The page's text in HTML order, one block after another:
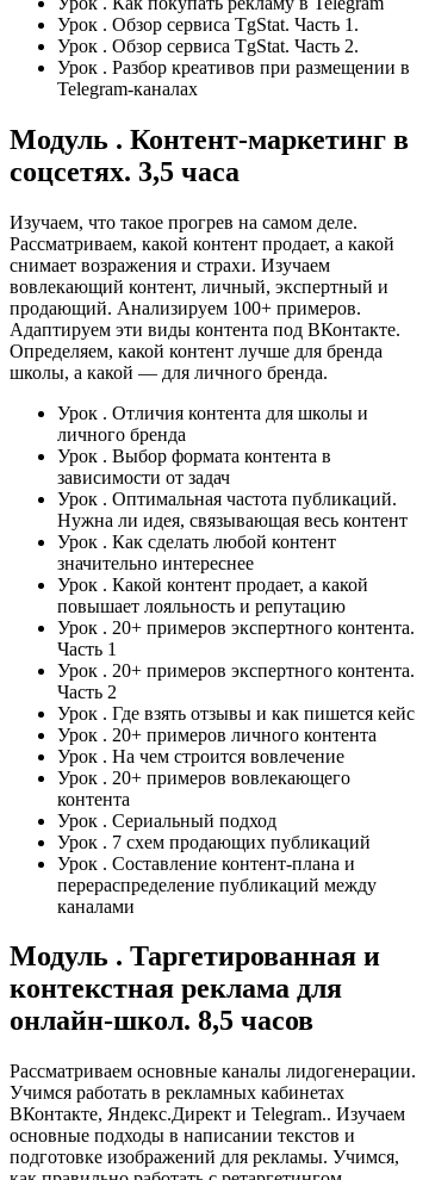
Урок . Обзор сервиса TgStat. Часть 1.
Урок . Обзор сервиса TgStat. Часть 2.
Урок . Разбор креативов при размещении в
Telegram-каналах
Модуль . Контент-маркетинг в
соцсетях. 3,5 часа
Изучаем, что такое прогрев на самом деле.
Рассматриваем, какой контент продает, а какой
снимает возражения и страхи. Изучаем
вовлекающий контент, личный, экспертный и
продающий. Анализируем 100+ примеров.
Адаптируем эти виды контента под ВКонтакте.
Определяем, какой контент лучше для бренда
школы, а какой — для личного бренда.
Урок . Отличия контента для школы и
личного бренда
Урок . Выбор формата контента в
зависимости от задач
Урок . Оптимальная частота публикаций.
Нужна ли идея, связывающая весь контент
Урок . Как сделать любой контент
значительно интереснее
Урок . Какой контент продает, а какой
повышает лояльность и репутацию
Урок . 20+ примеров экспертного контента.
Часть 1
Урок . 20+ примеров экспертного контента.
Часть 2
Урок . Где взять отзывы и как пишется кейс
Урок . 20+ примеров личного контента
Урок . На чем строится вовлечение
Урок . 20+ примеров вовлекающего
контента
Урок . Сериальный подход
Урок . 7 схем продающих публикаций
Урок . Составление контент-плана и
перераспределение публикаций между
каналами
Модуль . Таргетированная и
контекстная реклама для
онлайн-школ. 8,5 часов
Рассматриваем основные каналы лидогенерации.
Учимся работать в рекламных кабинетах
ВКонтакте, Яндекс.Директ и Telegram.. Изучаем
основные подходы в написании текстов и
подготовке изображений для рекламы. Учимся,